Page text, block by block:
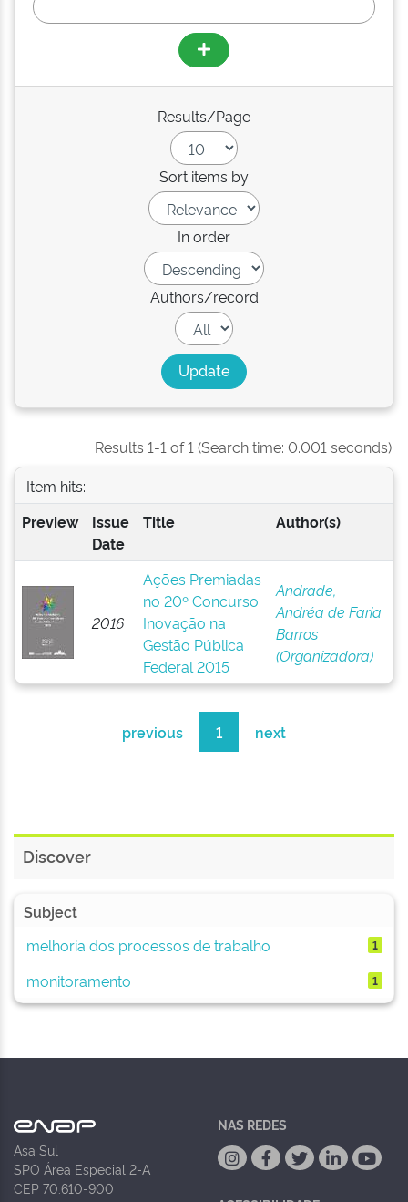
Results/Page
Sort items by
In order
Authors/record
Results 1-1 of 1 (Search time: 0.001 seconds).
Item hits:
Preview
Issue
Date
Title Author(s)
2016
Ações Premiadas
no 20º Concurso
Inovação na
Gestão Pública
Federal 2015
Andrade,
Andréa de Faria
Barros
(Organizadora)
previous 1 next
Discover
Subject
melhoria dos processos de trabalho
1
monitoramento 1
Asa Sul
SPO Área Especial 2-A
CEP 70.610-900
NAS REDES